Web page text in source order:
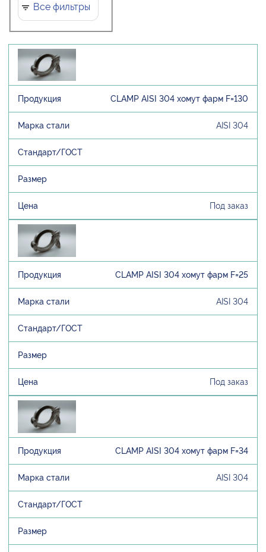
Все фильтры
CLAMP AISI 304 хомут фарм F=130
AISI 304
Под заказ
CLAMP AISI 304 хомут фарм F=25
AISI 304
Под заказ
CLAMP AISI 304 хомут фарм F=34
AISI 304